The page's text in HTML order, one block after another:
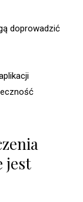
doprowadzić
jest